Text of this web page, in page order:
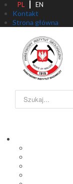
PL EN
Kontakt
Strona główna
Szukaj...